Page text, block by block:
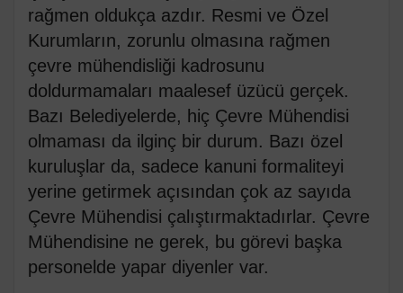
rağmen oldukça azdır. Resmi ve Özel
Kurumların, zorunlu olmasına rağmen
çevre mühendisliği kadrosunu
doldurmamaları maalesef üzücü gerçek.
Bazı Belediyelerde, hiç Çevre Mühendisi
olmaması da ilginç bir durum. Bazı özel
kuruluşlar da, sadece kanuni formaliteyi
yerine getirmek açısından çok az sayıda
Çevre Mühendisi çalıştırmaktadırlar. Çevre
Mühendisine ne gerek, bu görevi başka
personelde yapar diyenler var.